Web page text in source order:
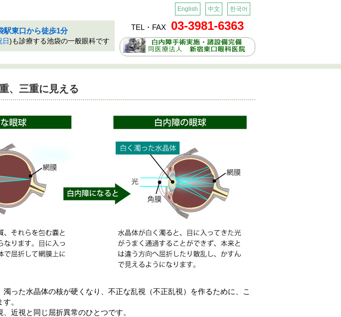
駅東口から徒歩1分
日 )も診療する池袋の一般眼科です
TEL・FAX 03-3981-6363
English 中文 한국어
、三重に見える
濁った水晶体の核が硬くなり、不正な乱視（不正乱視）を作るために、こ
。
近視と同じ屈折異常のひとつです。